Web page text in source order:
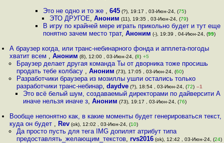
Это не одно и то же , 645(?), 19:17 , 03-Июн-24, (75)
ЭТО ДРУГОЕ,Аноним (11), 19:35 , 03-Июн-24, (79)
В игру по крайней мере играть прикольно будет и тут еще
понятно зачем место трат, Аноним (-), 19:39 , 04-Июн-24, (99)
А браузер когда, или транс-небинарного фонда и апплета-погоды
хватит всем ,Аноним (8), 12:00 , 03-Июн-24, (8) +5
Браузер делает другая команда Ты от дворника тоже просишь
продать тебе колбасу , Аноним (73), 17:05 , 03-Июн-24, (60)
Разработчики браузера из мозиллы ушли остались только
разработчики транс-небинар, daydve(?), 18:54 , 03-Июн-24, (72) –1
Это всё белый шум, создаваемый директорами по дайверсити А
иначе нельзя иначе з, Аноним (73), 19:17 , 03-Июн-24, (76)
Вообще непонятно как, в какие моменты будет генерироваться текст,
куда он будет , Rev (ok), 12:02 , 03-Июн-24, (10)
Да просто пусть для тега IMG допилят атрибут типа
предоставлять_желающим_текстов, rvs2016(ok), 12:42 , 03-Июн-24, (24)